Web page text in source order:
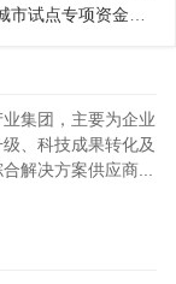
标项目拟资助企业名单的公示
集团，主要为企业
、科技成果转化及
解决方案供应商...